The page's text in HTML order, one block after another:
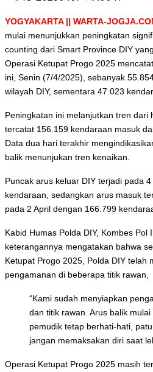
YOGYAKARTA || WARTA-
mulai menunjukkan peningkatan
counting dari Smart Province DIY
Operasi Ketupat Progo 2025
ini, Senin (7/4/2025), sebanyak
wilayah DIY, sementara 47.023
Peningkatan ini melanjutkan tren dari
tercatat 156.159 kendaraan masuk
Data dua hari terakhir
balik menunjukan tren kenaikan.
Puncak arus keluar DIY terjadi pada
kendaraan, sedangkan arus masuk
pada 2 April dengan 166.799
Kabid Humas Polda DIY, Kombes Pol
keterangannya mengatakan bahwa
Ketupat Progo 2025, Polda DIY telah
pengamanan di beberapa titik rawan,
“Kami sudah menyiapkan
dan titik rawan. Arus balik
pemudik tetap berhati-hati,
jangan memaksakan diri saat
Operasi Ketupat Progo 2025 masih